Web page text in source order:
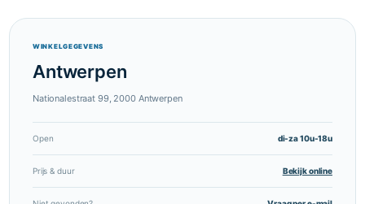
WINKELGEGEVENS
Antwerpen
Nationalestraat 99, 2000 Antwerpen
Open di-za 10u-18u
Prijs & duur Bekijk online